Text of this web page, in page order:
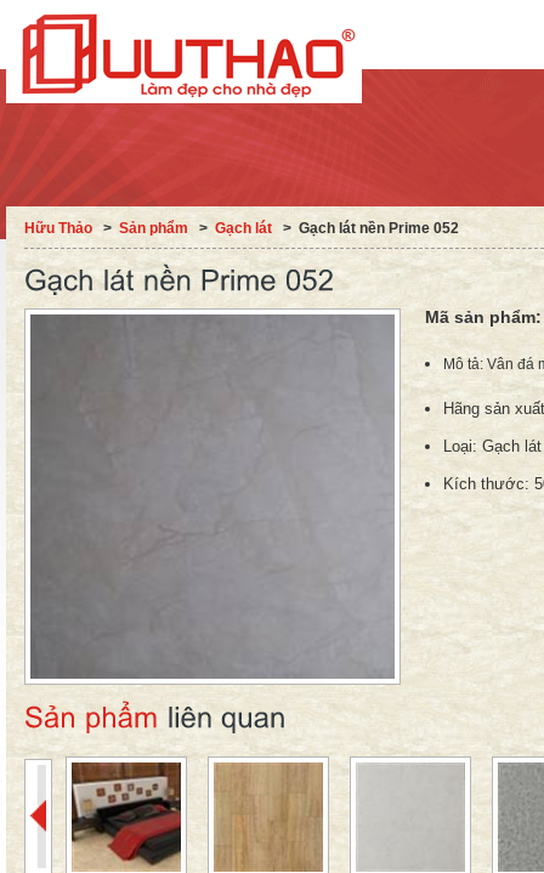
Hữu Thảo ˃ Sản phẩm ˃ Gạch lát ˃ Gạch lát nền Prime 052
Mã sản
Mô tả: Vân đá
Hãng sản
Loại: Gạch
Kích thước: